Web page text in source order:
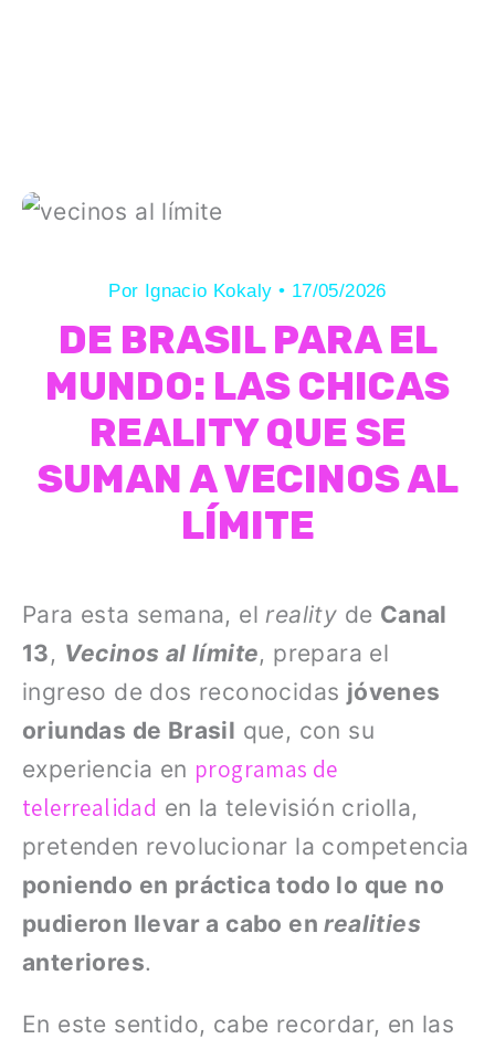
Por Ignacio Kokaly • 17/05/2026
DE BRASIL PARA EL
MUNDO: LAS CHICAS
REALITY QUE SE
SUMAN A VECINOS AL
LÍMITE
Para esta semana, elreality de Canal
13, Vecinos al límite, prepara el
ingreso de dos reconocidas jóvenes
oriundas de Brasil que, con su
experiencia en programas de
telerrealidad en la televisión criolla,
pretenden revolucionar la competencia
poniendo en práctica todo lo que no
pudieron llevar a cabo enrealities
anteriores.
En este sentido, cabe recordar, en las